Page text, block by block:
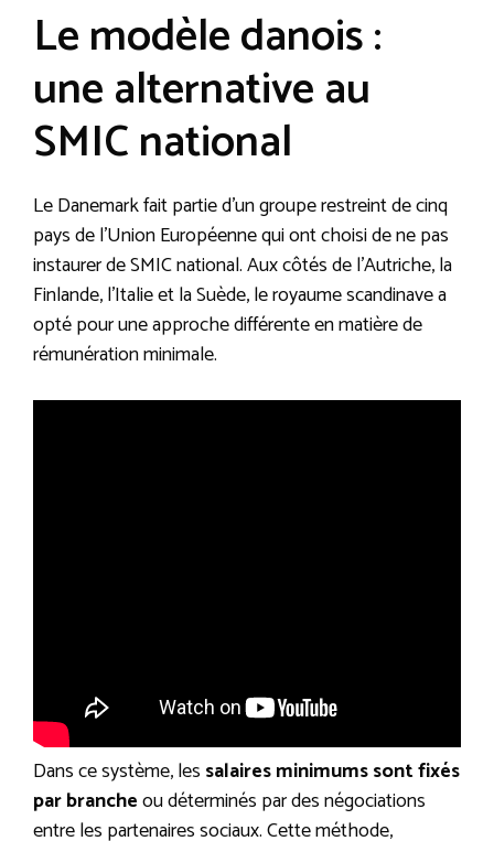
Le modèle danois :
une alternative au
SMIC national
Le Danemark fait partie d’un groupe restreint de cinq
pays de l’Union Européenne qui ont choisi de ne pas
instaurer de SMIC national. Aux côtés de l’Autriche, la
Finlande, l’Italie et la Suède, le royaume scandinave a
opté pour une approche différente en matière de
rémunération minimale.
Dans ce système, les salaires minimums sont fixés
par brancheou déterminés par des négociations
entre les partenaires sociaux. Cette méthode,